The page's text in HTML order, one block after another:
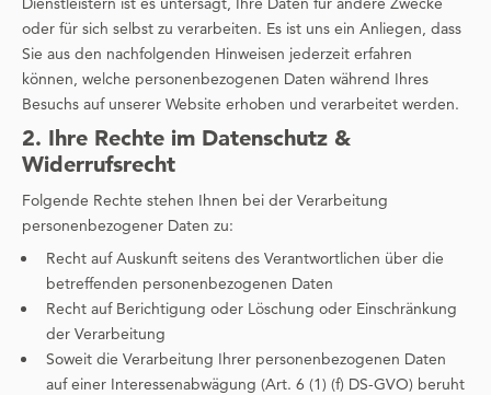
oder für sich selbst zu verarbeiten. Es ist uns ein Anliegen, dass
Sie aus den nachfolgenden Hinweisen jederzeit erfahren
können, welche personenbezogenen Daten während Ihres
Besuchs auf unserer Website erhoben und verarbeitet werden.
2. Ihre Rechte im Datenschutz &
Widerrufsrecht
Folgende Rechte stehen Ihnen bei der Verarbeitung
personenbezogener Daten zu:
Recht auf Auskunft seitens des Verantwortlichen über die
betreffenden personenbezogenen Daten
Recht auf Berichtigung oder Löschung oder Einschränkung
der Verarbeitung
Soweit die Verarbeitung Ihrer personenbezogenen Daten
auf einer Interessenabwägung (Art. 6 (1) (f) DS-GVO) beruht